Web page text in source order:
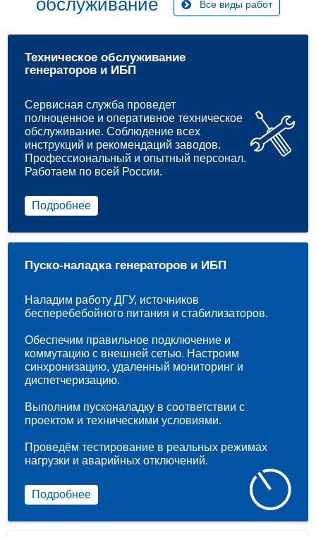
обслуживание
Все виды работ
Техническое обслуживание
генераторов и ИБП
Сервисная служба проведет
полноценное и оперативное техническое
обслуживание. Соблюдение всех
инструкций и рекомендаций заводов.
Профессиональный и опытный персонал.
Работаем по всей России.
Подробнее
Пуско-наладка генераторов и ИБП
Наладим работу ДГУ, источников
бесперебебойного питания и стабилизаторов.
Обеспечим правильное подключение и
коммутацию с внешней сетью. Настроим
синхронизацию, удаленный мониторинг и
диспетчеризацию.
Выполним пусконаладку в соответствии с
проектом и техническими условиями.
Проведём тестирование в реальных режимах
нагрузки и аварийных отключений.
Подробнее